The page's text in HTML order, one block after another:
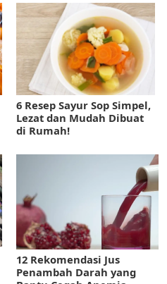
6 Resep Sayur Sop Simpel,
Lezat dan Mudah Dibuat
di Rumah!
12 Rekomendasi Jus
Penambah Darah yang